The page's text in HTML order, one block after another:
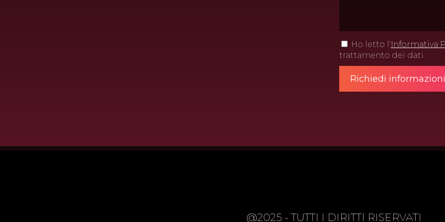
Ho letto l'Informativa
trattamento dei dati
@2025 - TUTTI I DIRITTI RISERVATI